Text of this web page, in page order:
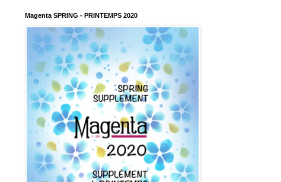
Magenta SPRING - PRINTEMPS 2020